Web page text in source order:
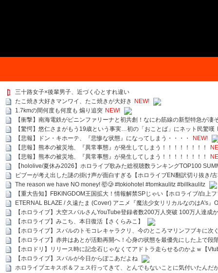
三十路女子×後輩男子、近づく心とすれ違い
たこ焼き大好きマンワイ、たこ焼きが大好き
NEW!
1.7kmの間何度も何度も 煽り追突 NEW!
【衝撃】南海電鉄がピニンファリーナと初共創！なにわ筋線の新型特急が凄
【驚愕】悠仁さまがもう19歳という事実…初の「おことば」にネット民驚嘆
【悲報】ドン・キホーテ、『悲惨な状態』になってしまう・・・・
NEW!
【悲報】熊本の被災地、『異常事態』が発生してしまう！！！！！！！！
【悲報】熊本の被災地、『異常事態』が発生してしまう！！！！！！！！
【hololive/夏休み2026】ホロライブ歌みた総視聴数ランキングTOP100
ビブーが考え出した謎の掛け声が面白すぎる【ホロライブEN翻訳切り抜き/
The reason we have NO money! 🤯🥲 #tokiohotel #tomkaulitz #billkaulitz
【重大告知】FBKINGDOM王国拡大！情報解禁SPじゃい【ホロライブ/白上
ETERNAL BLAZE / 久遠たま (Cover) アニメ『魔法少女リリカルなのはA's』
【ホロライブ】大空スバルさんYouTube登録者数200万人突破 100万人達成
【ホロライブ】みこち、本日復活【さくらみこ】
【ホロライブ】スバルのトモコレキャラクリ、今のところマリンフブキに
【ホロライブ】赤井はあとが活動再開へ！心身の状態を最優先にした上で段
【ホロドリ】リリース時に記念石じゃなくてアドトラ走らせるのかよｗ【
【ホロライブ】スバルが今日からぽこあだよね
ホロライブエキスポ＆フェス行ってきて、とんでもないことに気付いたんだ